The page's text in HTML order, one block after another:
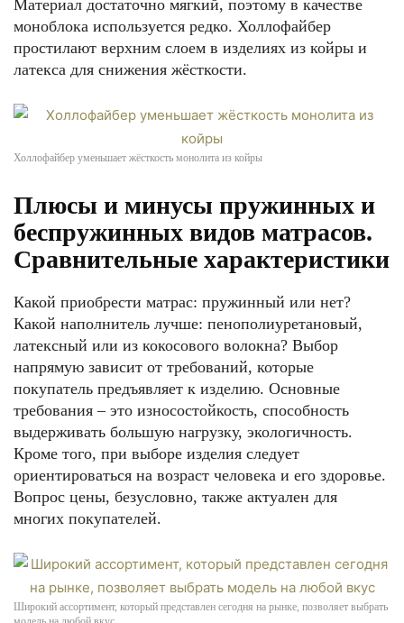
Материал достаточно мягкий, поэтому в качестве
моноблока используется редко. Холлофайбер
простилают верхним слоем в изделиях из койры и
латекса для снижения жёсткости.
Холлофайбер уменьшает жёсткость монолита из койры
Плюсы и минусы пружинных и
беспружинных видов матрасов.
Сравнительные характеристики
Какой приобрести матрас: пружинный или нет?
Какой наполнитель лучше: пенополиуретановый,
латексный или из кокосового волокна? Выбор
напрямую зависит от требований, которые
покупатель предъявляет к изделию. Основные
требования – это износостойкость, способность
выдерживать большую нагрузку, экологичность.
Кроме того, при выборе изделия следует
ориентироваться на возраст человека и его здоровье.
Вопрос цены, безусловно, также актуален для
многих покупателей.
Широкий ассортимент, который представлен сегодня на рынке, позволяет выбрать